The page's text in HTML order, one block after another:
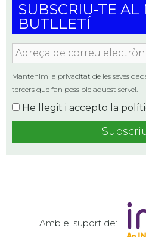
SUBSCRIU-TE AL
BUTLLETÍ
Adreça
de
correu
electrònic
*
Mantenim la privacitat de les seves
tercers que fan possible aquest servei.
He llegit i accepto la
Amb el suport de: